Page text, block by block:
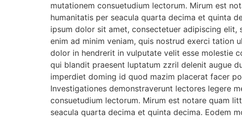
mutationem consuetudium lectorum. Mirum est
humanitatis per seacula quarta decima et quinta
ipsum dolor sit amet, consectetuer adipiscing
enim ad minim veniam, quis nostrud exerci tation
dolor in hendrerit in vulputate velit esse molestie
qui blandit praesent luptatum zzril delenit augue
imperdiet doming id quod mazim placerat facer
Investigationes demonstraverunt lectores legere
consuetudium lectorum. Mirum est notare quam
seacula quarta decima et quinta decima. Eodem